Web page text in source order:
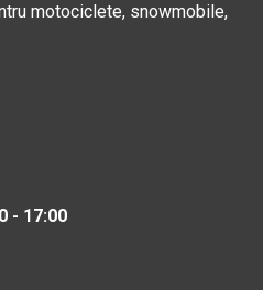
motociclete, snowmobile,
- 17:00